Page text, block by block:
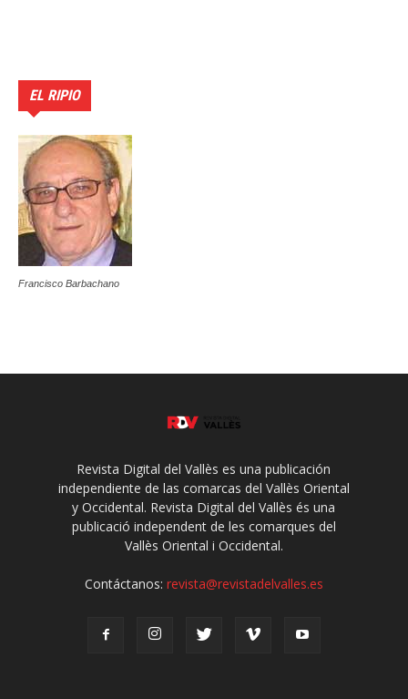
EL RIPIO
Francisco Barbachano
Revista Digital del Vallès es una publicación
independiente de las comarcas del Vallès Oriental
y Occidental. Revista Digital del Vallès és una
publicació independent de les comarques del
Vallès Oriental i Occidental.
Contáctanos: revista@revistadelvalles.es